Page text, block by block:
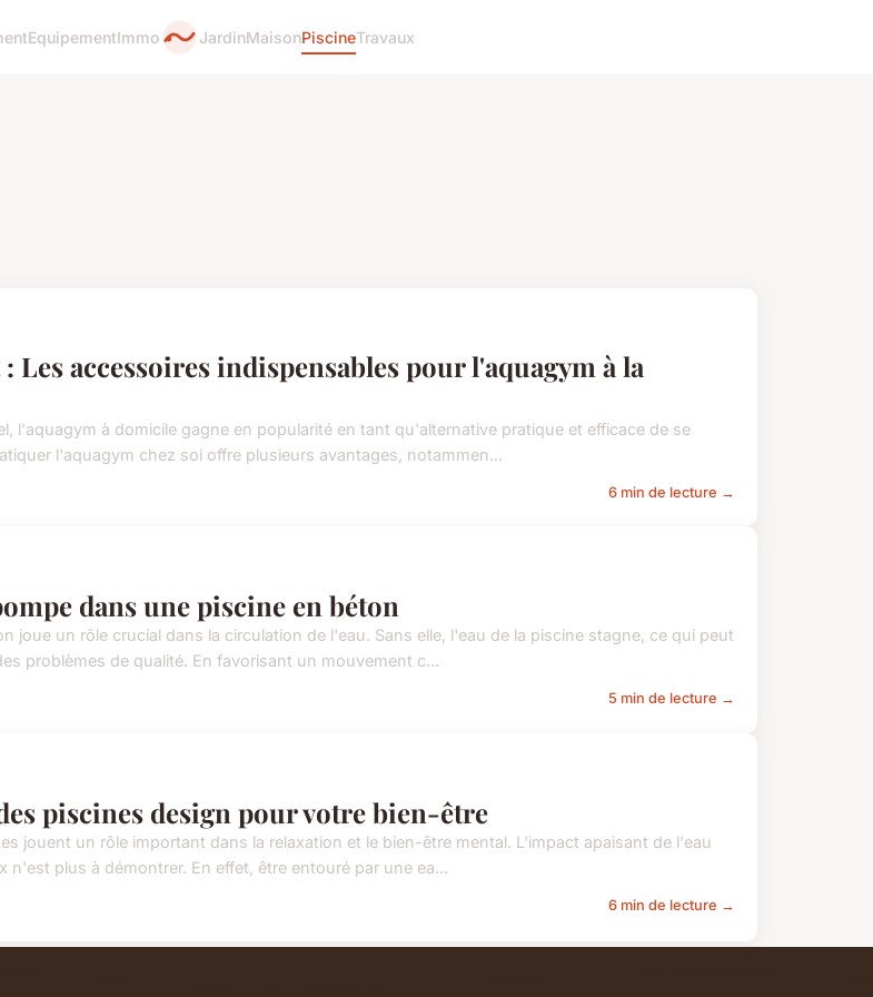
EquipementImmo JardinMaisonPiscineTravaux
Les accessoires indispensables pour l'aquagym à la
l'aquagym à domicile gagne en popularité en tant qu'alternative pratique et efficace de se
l'aquagym chez soi offre plusieurs avantages, notammen...
6 min de lecture →
dans une piscine en béton
joue un rôle crucial dans la circulation de l'eau. Sans elle, l'eau de la piscine stagne, ce qui peut
problèmes de qualité. En favorisant un mouvement c...
5 min de lecture →
piscines design pour votre bien-être
jouent un rôle important dans la relaxation et le bien-être mental. L'impact apaisant de l'eau
n'est plus à démontrer. En effet, être entouré par une ea...
6 min de lecture →